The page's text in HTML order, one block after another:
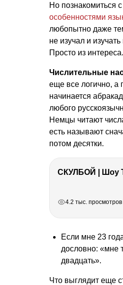
Но познакомиться
особенностями
любопытно даже
не изучал и
Просто из интереса.
Числительные
еще все логично, а
начинается
любого
Немцы читают
есть называют
потом десятки.
4.2 тыс. просмотров
Если мне 23
дословно: «мне
двадцать».
Что выглядит еще